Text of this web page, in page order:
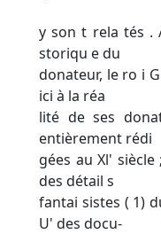
y son t rela tés .
storiqu e du
donateur, le ro i
ici à la réa­
lité de ses
entièrement rédi­
gées au Xl'
des détail s
fantai sistes ( 1)
U' des docu-